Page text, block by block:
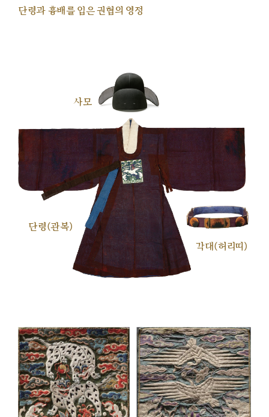
단령과 흉배를 입은 권협의 영정
사모
단령(관복)
각대(허리띠)